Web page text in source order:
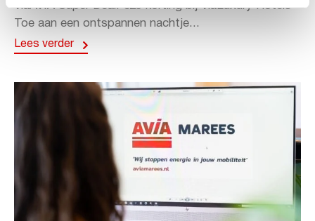
ViaAVIA Super Deal: €25 korting bij ViaLuxury Hotels
Toe aan een ontspannen nachtje...
Lees verder